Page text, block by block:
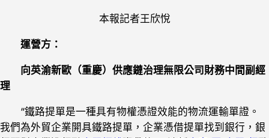
本報記者王欣悅
運營方：
向英渝新歐（重慶）供應鏈治理無限公司財務中間副經
理
“鐵路提單是一種具有物權憑證效能的物流運輸單證。
我們為外貿企業開具鐵路提單，企業憑借提單找到銀行，銀